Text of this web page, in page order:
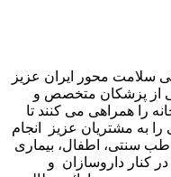
سلامت محور ایران عزیز
از پزشکان متخصص و
را همراهی می کنند تا
را به مشتریان عزیز انجام
سنتی، اطفال، بیماری
کنار داروسازان و